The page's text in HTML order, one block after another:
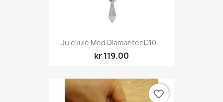
Julekule Med Diamanter D10...
kr 119.00
favorite_border